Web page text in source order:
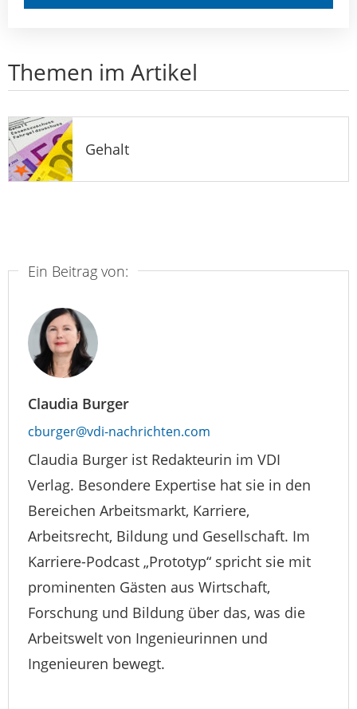
Themen im Artikel
Gehalt
Ein Beitrag von:
Claudia Burger
cburger@vdi-nachrichten.com
Claudia Burger ist Redakteurin im VDI
Verlag. Besondere Expertise hat sie in den
Bereichen Arbeitsmarkt, Karriere,
Arbeitsrecht, Bildung und Gesellschaft. Im
Karriere-Podcast „Prototyp“ spricht sie mit
prominenten Gästen aus Wirtschaft,
Forschung und Bildung über das, was die
Arbeitswelt von Ingenieurinnen und
Ingenieuren bewegt.